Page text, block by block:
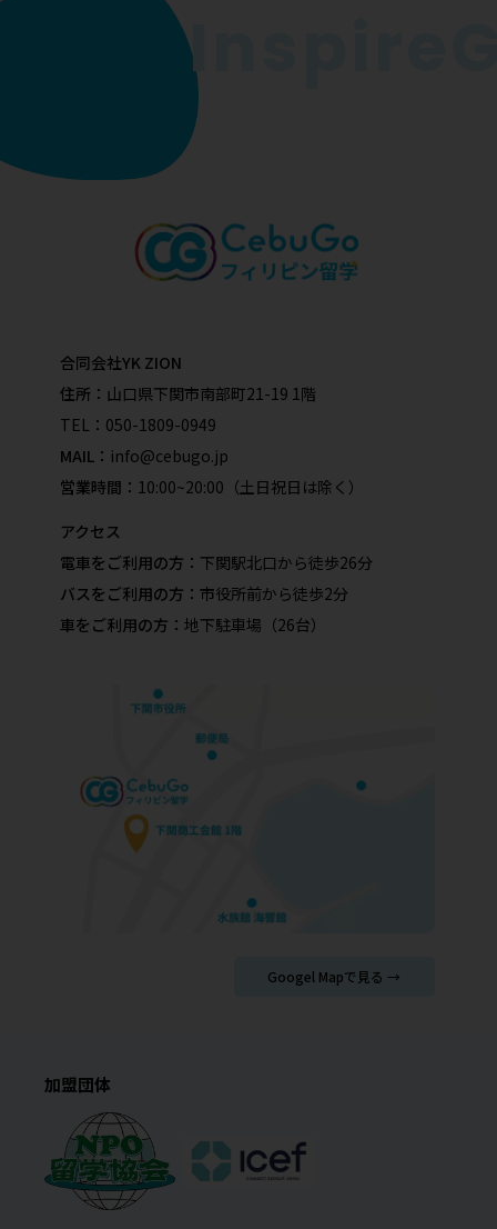
合同会社YK ZION
住所： 山口県下関市南部町21-19 1階
TEL： 050-1809-0949
MAIL： info@cebugo.jp
営業時間： 10:00~20:00（土日祝日は除く）
アクセス
電車をご利用の方： 下関駅北口から徒歩26分
バスをご利用の方： 市役所前から徒歩2分
車をご利用の方： 地下駐車場（26台）
Googel Mapで見る →
加盟団体